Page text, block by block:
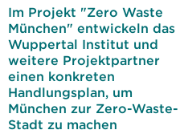
Im Projekt "Zero Waste
München" entwickeln das
Wuppertal Institut und
weitere Projektpartner
einen konkreten
Handlungsplan, um
München zur Zero-Waste-
Stadt zu machen